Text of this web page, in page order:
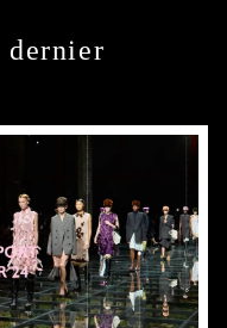
dernier